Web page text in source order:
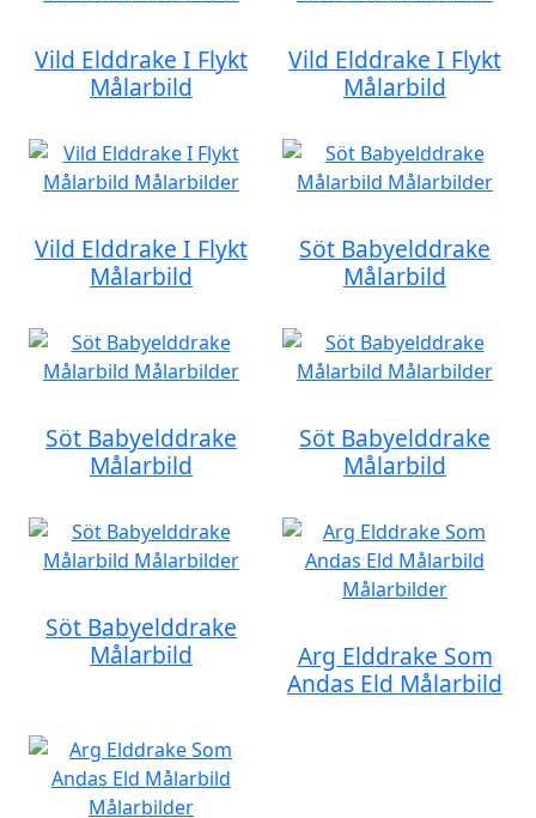
Vild Elddrake I Flykt
Målarbild
Vild Elddrake I Flykt
Målarbild
Vild Elddrake I Flykt
Målarbild
Söt Babyelddrake
Målarbild
Söt Babyelddrake
Målarbild
Söt Babyelddrake
Målarbild
Söt Babyelddrake
Målarbild
Arg Elddrake Som
Andas Eld Målarbild